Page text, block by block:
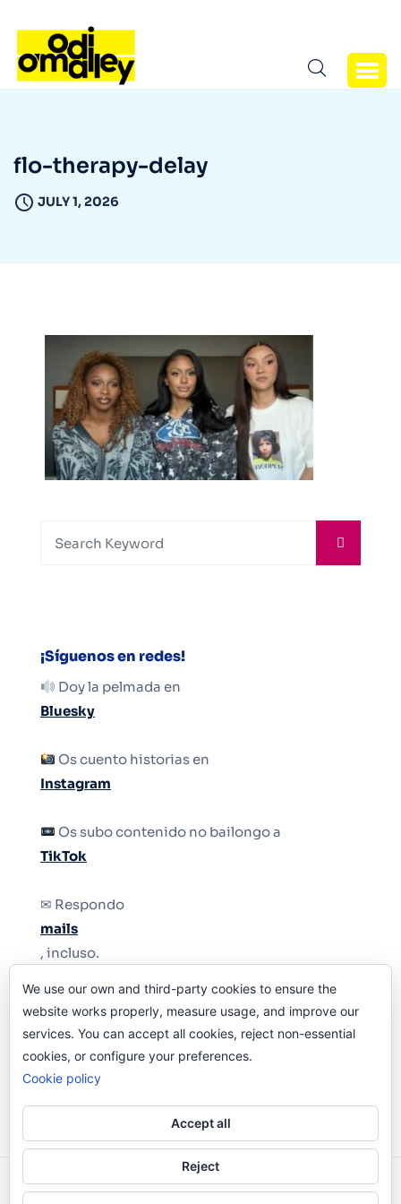
flo-therapy-delay
JULY 1, 2026
¡Síguenos en redes!
Doy la pelmada en
Bluesky
Os cuento historias en
Instagram
Os subo contenido no bailongo a
TikTok
✉ Respondo
mails
, incluso.
Y si una persona no puede tener teléfono, que
le quiten el teléfono.
Odi O'Malley © 2016-2025. Todos Los Derechos
We use our own and third-party cookies to ensure the
website works properly, measure usage, and improve our
services. You can accept all cookies, reject non-essential
cookies, or configure your preferences.
Cookie policy
Accept all
Reject